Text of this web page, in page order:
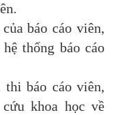
báo cáo viên,
thống báo cáo
báo cáo viên,
khoa học về